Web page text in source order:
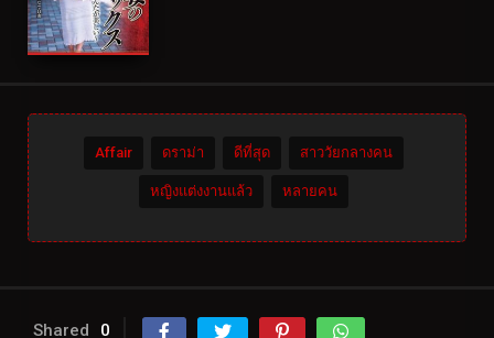
Affair ดราม่า ดีที่สุด สาววัยกลางคน
หญิงแต่งงานแล้ว หลายคน
Shared 0